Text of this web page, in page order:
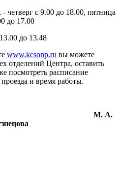
четверг с 9.00 до 18.00, пятница
до 17.00
до 13.48
www.kcsonp.ru вы можете
отделений Центра, оставить
посмотреть расписание
и время работы.
М. А.